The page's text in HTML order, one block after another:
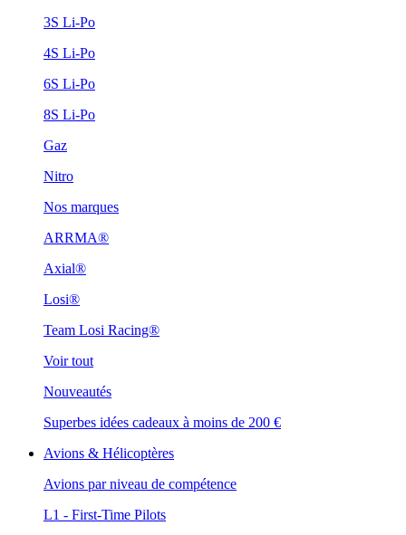
3S Li-Po
4S Li-Po
6S Li-Po
8S Li-Po
Gaz
Nitro
Nos marques
ARRMA®
Axial®
Losi®
Team Losi Racing®
Voir tout
Nouveautés
Superbes idées cadeaux à moins de 200 €
Avions & Hélicoptères
Avions par niveau de compétence
L1 - First-Time Pilots